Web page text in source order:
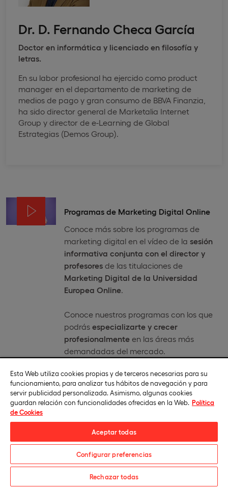
Dr. D. Fernando Checa García
Doctor en informática y licenciado en filosofía y
letras.
En su labor profesional ha ejercido como product
manager en el departamento de marketing de
medios de pago y gran consumo de BBVA Finanzia,
ha sido director general de Marketalia Internet
Group y director de e-Learning de Global
Estrategias (Demos Group).
Programas de Marketing Digital Online
Conoce más sobre los programas de
marketing digital en el vídeo de la sesión
informativa conjunta con el director y
profesoresde las titulaciones de
Marketing Digital de la Universidad
Europea Online.
Conoce nuestros programas con los que
podrás especializarte y crecer
profesionalmenteen las áreas más
demandadas del mercado.
Excelencia avalada por los mejores
Matricúlate
Esta Web utiliza cookies propias y de terceros necesarias para su
funcionamiento, para analizar tus hábitos de navegación y para
servir publicidad personalizada. Asimismo, algunas cookies
guardan relación con funcionalidades ofrecidas en la Web. Política
de Cookies
Aceptar todas
Configurar preferencias
Rechazar todas